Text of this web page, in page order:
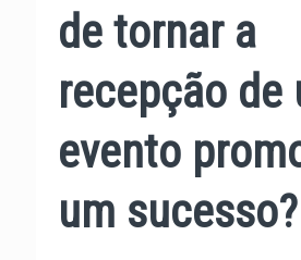
de tornar a
recepção de
evento
um sucesso?